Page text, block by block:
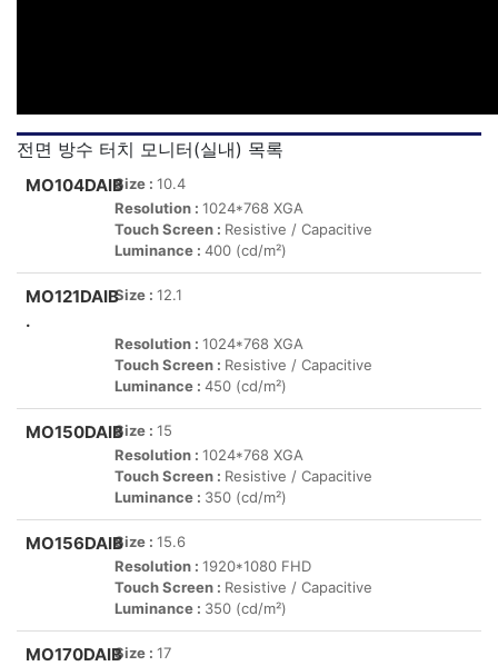
전면 방수 터치 모니터(실내) 목록
MO104DAIBSize :10.4
Resolution :1024*768 XGA
Touch Screen : Resistive / Capacitive
Luminance :400 (cd/m²)
MO121DAIB
.
Size :12.1
Resolution :1024*768 XGA
Touch Screen : Resistive / Capacitive
Luminance :450 (cd/m²)
MO150DAIBSize :15
Resolution :1024*768 XGA
Touch Screen : Resistive / Capacitive
Luminance : 350 (cd/m²)
MO156DAIBSize :15.6
Resolution :1920*1080 FHD
Touch Screen : Resistive / Capacitive
Luminance : 350 (cd/m²)
MO170DAIBSize :17